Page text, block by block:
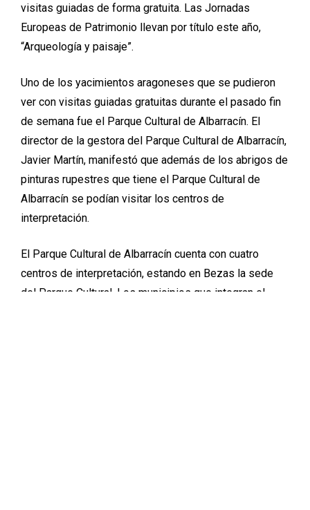
visitas guiadas de forma gratuita. Las Jornadas
Europeas de Patrimonio llevan por título este año,
“Arqueología y paisaje”.
Uno de los yacimientos aragoneses que se pudieron
ver con visitas guiadas gratuitas durante el pasado fin
de semana fue el Parque Cultural de Albarracín. El
director de la gestora del Parque Cultural de Albarracín,
Javier Martín, manifestó que además de los abrigos de
pinturas rupestres que tiene el Parque Cultural de
Albarracín se podían visitar los centros de
interpretación.
El Parque Cultural de Albarracín cuenta con cuatro
centros de interpretación, estando en Bezas la sede
del Parque Cultural. Los municipios que integran el